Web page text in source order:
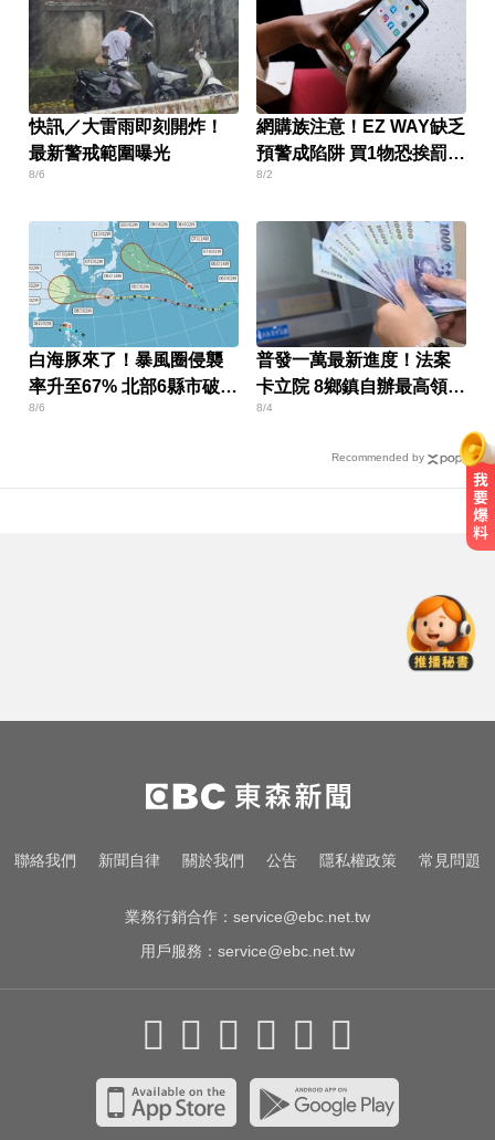
快訊／大雷雨即刻開炸！
最新警戒範圍曝光
8/6
網購族注意！EZ WAY缺乏
預警成陷阱 買1物恐挨罰百
萬
8/2
白海豚來了！暴風圈侵襲
率升至67% 北部6縣市破5
成
8/6
普發一萬最新進度！法案
卡立院 8鄉鎮自辦最高領1
萬
8/4
Recommended by
顆粒」醫揭真相
三商壽9/1股票下市！12/1正式更名
「玉山人壽」
愛玩車／奧迪最省電新作 A2 e-tron
聯絡我們 新聞自律 關於我們 公告 隱私權政策 常見問題
業務行銷合作： service@ebc.net.tw
用戶服務： service@ebc.net.tw